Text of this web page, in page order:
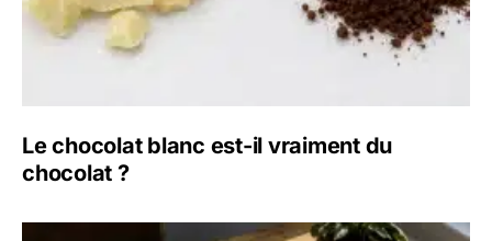
Le chocolat blanc est-il vraiment du
chocolat ?